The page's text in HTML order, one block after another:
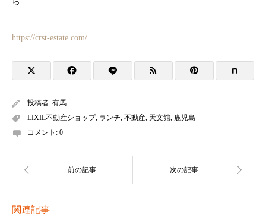
https://crst-estate.com/
投稿者: 有馬
LIXIL不動産ショップ, ランチ 不動産 天文館 鹿児島
コメント: 0
関連記事